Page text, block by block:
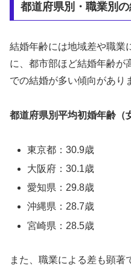
都道府県別・職業別
結婚年齢には地域差や職業
に、都市部ほど結婚年齢が
での結婚が多い傾向があり
都道府県別平均初婚年齢（
東京都：30.9歳
大阪府：30.1歳
愛知県：29.8歳
沖縄県：28.7歳
宮崎県：28.5歳
また、職業による差も顕著